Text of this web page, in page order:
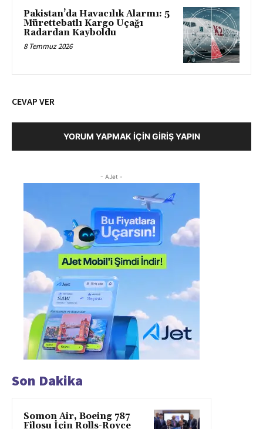
Pakistan’da Havacılık Alarmı: 5
Mürettebatlı Kargo Uçağı
Radardan Kayboldu
8 Temmuz 2026
CEVAP VER
YORUM YAPMAK İÇIN GIRIŞ YAPIN
- AJet -
Son Dakika
Somon Air, Boeing 787
Filosu İçin Rolls-Royce